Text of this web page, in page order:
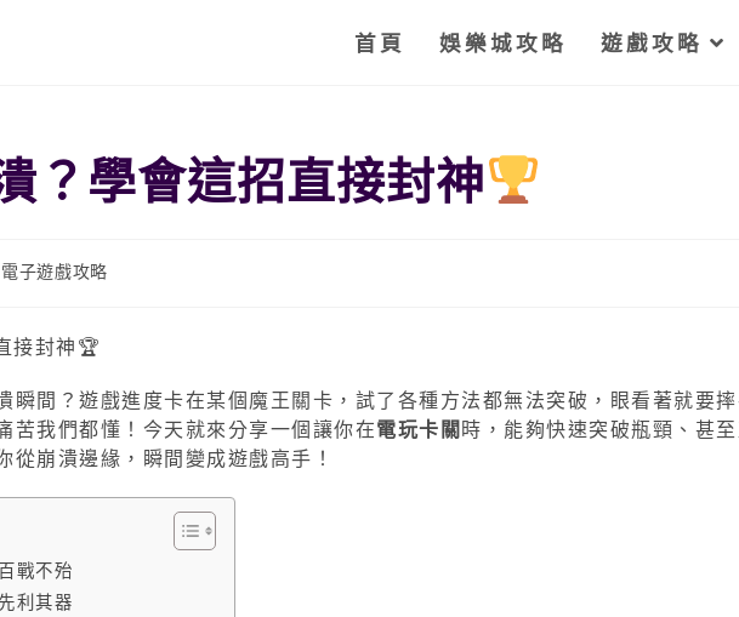
首頁 娛樂城攻略 遊戲攻略
？學會這招直接封神
電子遊戲攻略
瞬間？遊戲進度卡在某個魔王關卡，試了各種方法都無法突破，眼看著就要
苦我們都懂！今天就來分享一個讓你在電玩卡關時，能夠快速突破瓶頸、甚
從崩潰邊緣，瞬間變成遊戲高手！
戰不殆
利其器